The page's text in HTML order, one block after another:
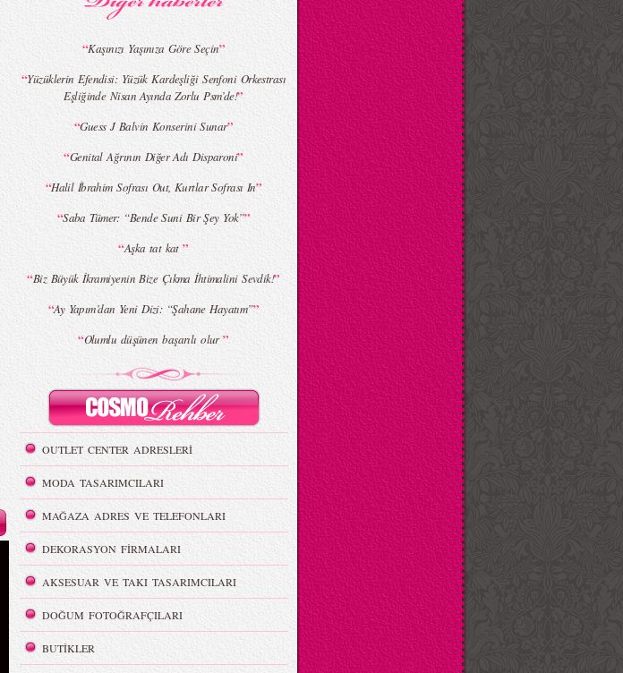
“Kaşınızı Yaşınıza Göre Seçin”
“Yüzüklerin Efendisi: Yüzük Kardeşliği Senfoni Orkestrası
Eşliğinde Nisan Ayında Zorlu Psm’de!”
“Guess J Balvin Konserini Sunar”
“Genital Ağrının Diğer Adı Disparoni”
“Halil İbrahim Sofrası Out, Kurtlar Sofrası In”
“Saba Tümer: “Bende Suni Bir Şey Yok””
“Aşka tat kat”
“Biz Büyük İkramiyenin Bize Çıkma İhtimalini Sevdik!”
“Ay Yapım’dan Yeni Dizi: “Şahane Hayatım””
“Olumlu düşünen başarılı olur”
OUTLET CENTER ADRESLERİ
MODA TASARIMCILARI
MAĞAZA ADRES VE TELEFONLARI
DEKORASYON FİRMALARI
AKSESUAR VE TAKI TASARIMCILARI
DOĞUM FOTOĞRAFÇILARI
BUTİKLER